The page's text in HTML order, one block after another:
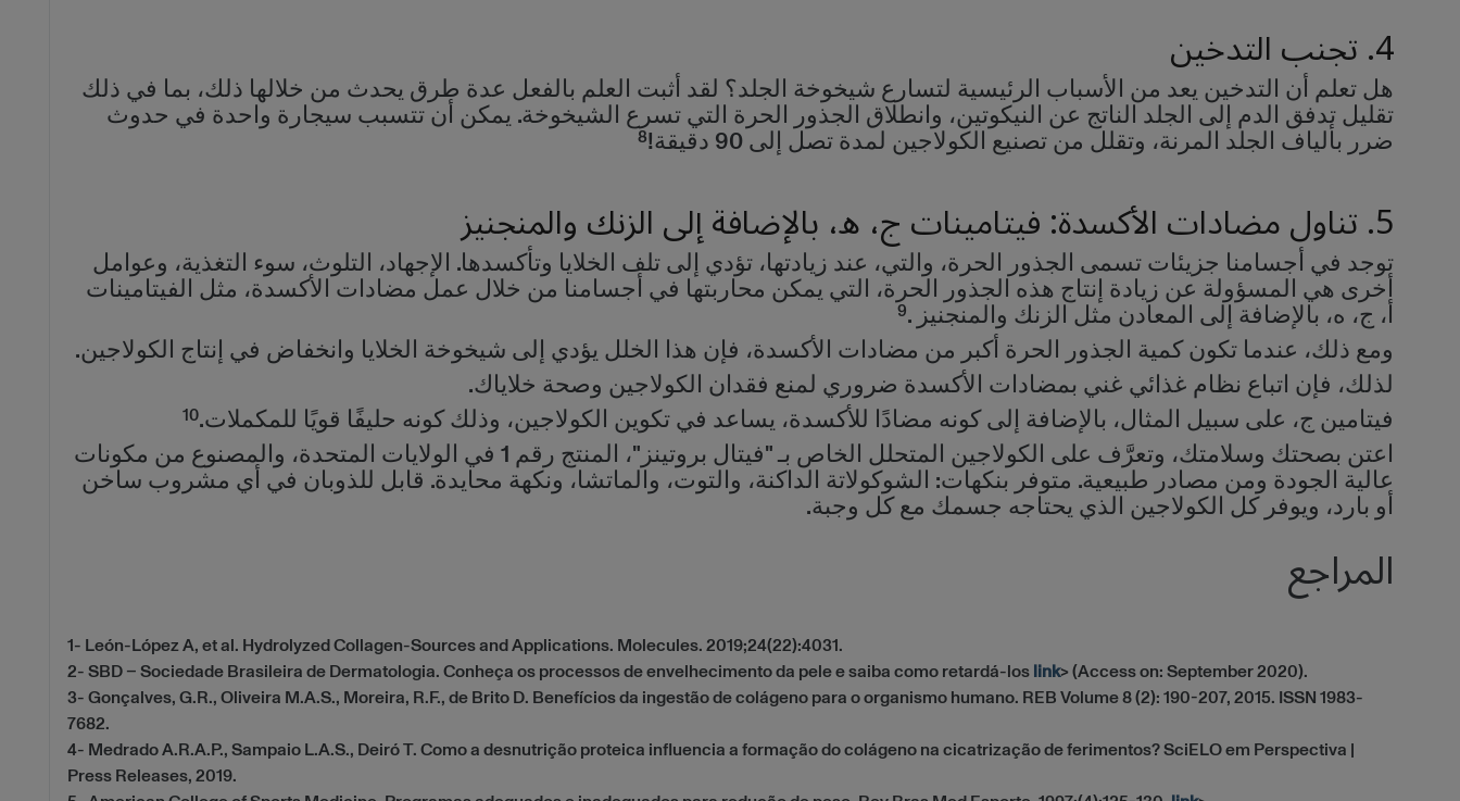
4. تجنب التدخين
هل تعلم أن التدخين يعد من الأسباب الرئيسية لتسارع شيخوخة الجلد؟ لقد أثبت العلم بالفعل عدة طرق يحدث من خلالها ذلك، بما في ذلك
تقليل تدفق الدم إلى الجلد الناتج عن النيكوتين، وانطلاق الجذور الحرة التي تسرع الشيخوخة. يمكن أن تتسبب سيجارة واحدة في حدوث
ضرر بألياف الجلد المرنة، وتقلل من تصنيع الكولاجين لمدة تصل إلى 90 دقيقة!
8
5. تناول مضادات الأكسدة: فيتامينات ج، ه، بالإضافة إلى الزنك والمنجنيز
توجد في أجسامنا جزيئات تسمى الجذور الحرة، والتي، عند زيادتها، تؤدي إلى تلف الخلايا وتأكسدها. الإجهاد، التلوث، سوء التغذية، وعوامل
أخرى هي المسؤولة عن زيادة إنتاج هذه الجذور الحرة، التي يمكن محاربتها في أجسامنا من خلال عمل مضادات الأكسدة، مثل الفيتامينات
أ، ج، ه، بالإضافة إلى المعادن مثل الزنك والمنجنيز .9
ومع ذلك، عندما تكون كمية الجذور الحرة أكبر من مضادات الأكسدة، فإن هذا الخلل يؤدي إلى شيخوخة الخلايا وانخفاض في إنتاج الكولاجين.
لذلك، فإن اتباع نظام غذائي غني بمضادات الأكسدة ضروري لمنع فقدان الكولاجين وصحة خلاياك.
فيتامين ج، على سبيل المثال، بالإضافة إلى كونه مضادًا للأكسدة، يساعد في تكوين الكولاجين، وذلك كونه حليفًا قويًا للمكملات.10
اعتن بصحتك وسلامتك، وتعرَّف على الكولاجين المتحلل الخاص بـ "فيتال بروتينز"، المنتج رقم 1 في الولايات المتحدة، والمصنوع من مكونات
عالية الجودة ومن مصادر طبيعية. متوفر بنكهات: الشوكولاتة الداكنة، والتوت، والماتشا، ونكهة محايدة. قابل للذوبان في أي مشروب ساخن
أو بارد، ويوفر كل الكولاجين الذي يحتاجه جسمك مع كل وجبة.
المراجع
1- León-López A, et al. Hydrolyzed Collagen-Sources and Applications. Molecules. 2019;24(22):4031.
2- SBD – Sociedade Brasileira de Dermatologia. Conheça os processos de envelhecimento da pele e saiba como retardá-loslink> (Access on: September 2020).
3- Gonçalves, G.R., Oliveira M.A.S., Moreira, R.F., de Brito D. Benefícios da ingestão de colágeno para o organismo humano. REB Volume 8 (2): 190-207, 2015. ISSN 1983-
7682.
4- Medrado A.R.A.P., Sampaio L.A.S., Deiró T. Como a desnutrição proteica influencia a formação do colágeno na cicatrização de ferimentos? SciELO em Perspectiva |
Press Releases, 2019.